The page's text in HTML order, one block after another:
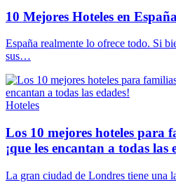
10 Mejores Hoteles en España
España realmente lo ofrece todo. Si
sus…
Hoteles
Los 10 mejores hoteles para
¡que les encantan a todas las
La gran ciudad de Londres tiene una